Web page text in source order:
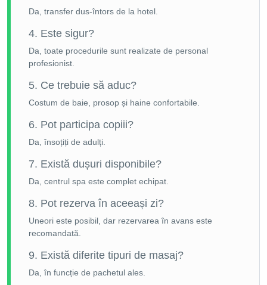
Da, transfer dus-întors de la hotel.
4. Este sigur?
Da, toate procedurile sunt realizate de personal
profesionist.
5. Ce trebuie să aduc?
Costum de baie, prosop și haine confortabile.
6. Pot participa copiii?
Da, însoțiți de adulți.
7. Există dușuri disponibile?
Da, centrul spa este complet echipat.
8. Pot rezerva în aceeași zi?
Uneori este posibil, dar rezervarea în avans este
recomandată.
9. Există diferite tipuri de masaj?
Da, în funcție de pachetul ales.